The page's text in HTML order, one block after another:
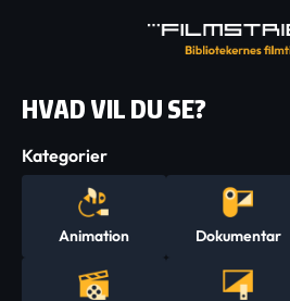
HVAD VIL DU SE?
Kategorier
Animation Dokumentar